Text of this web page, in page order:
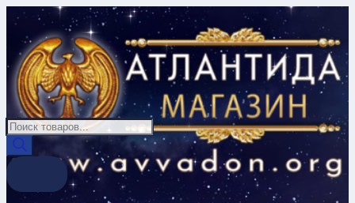
Перейти
навигации
Перейти
содержимому
Поиск
товаров